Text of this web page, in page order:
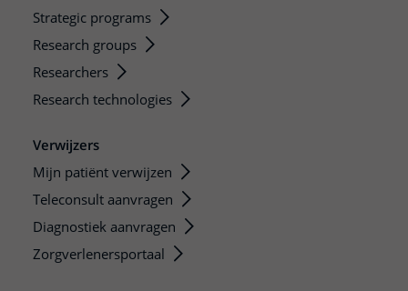
Strategic programs
Research groups
Researchers
Research technologies
Verwijzers
Mijn patiënt verwijzen
Teleconsult aanvragen
Diagnostiek aanvragen
Zorgverlenersportaal